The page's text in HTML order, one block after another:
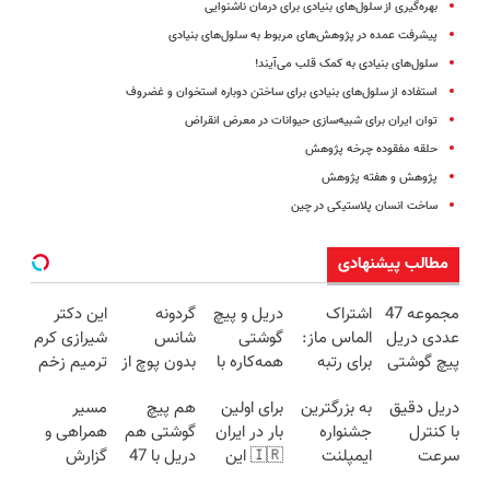
بهره‌گیری از سلول‌های بنیادی برای درمان ناشنوایی
پیشرفت عمده در پژوهش‌های مربوط به سلول‌های بنیادی
سلول‌های بنیادی به کمک قلب می‌آیند!
استفاده از سلول‌های بنیادی برای ساختن دوباره استخوان و غضروف
توان ایران برای شبیه‌سازی حیوانات در معرض انقراض
حلقه مفقوده چرخه پژوهش
پژوهش و هفته پژوهش
ساخت انسان پلاستیکی در چین
مطالب پیشنهادی
مجموعه 47
عددی دریل
پیچ گوشتی
(تخفیف به
مدت
محدود)
اشتراک
الماس ماز:
برای رتبه
کنکور!
دریل و پیچ
گوشتی
همه‌کاره با
هوشمند ⚙️
(نصف
قیمت بازار
گردونه
شانس
بدون پوچ از
بیت کوین
🔥
این دکتر
شیرازی کرم
ترمیم زخم
ساخت!!!
دریل دقیق
با کنترل
سرعت
به بزرگترین
جشنواره
ایمپلنت
برای اولین
بار در ایران
🇮🇷 این
هم پیچ
گوشتی هم
دریل با 47
مسیر
همراهی و
گزارش